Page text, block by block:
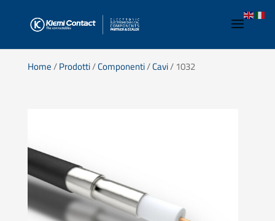
Home/Prodotti/Componenti/Cavi/ 1032